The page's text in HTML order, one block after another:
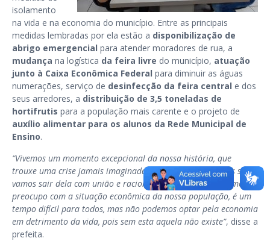
isolamento
na vida e na economia do município. Entre as principais
medidas lembradas por ela estão a disponibilização de
abrigo emergencial para atender moradores de rua, a
mudança na logística da feira livre do município, atuação
junto à Caixa Econômica Federal para diminuir as águas
numerações, serviço de desinfecção da feira central e dos
seus arredores, a distribuição de 3,5 toneladas de
hortifrutis para a população mais carente e o projeto de
auxílio alimentar para os alunos da Rede Municipal de
Ensino.
“Vivemos um momento excepcional da nossa história, que
trouxe uma crise jamais imaginada pela humanidade, mas só
vamos sair dela com união e racionalidade. Eu entendo e me
preocupo com a situação econômica da nossa população, é um
tempo difícil para todos, mas não podemos optar pela economia
em detrimento da vida, pois sem esta aquela não existe”, disse a
prefeita.